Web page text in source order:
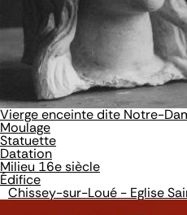
Vierge enceinte dite Notre-
Moulage
Statuette
Datation
Milieu 16e siècle
Édifice
Chissey-sur-Loué - Eglise